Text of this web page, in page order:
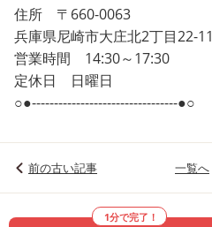
住所 〒660-0063
兵庫県尼崎市大庄北2丁目22-11
営業時間 14:30～17:30
定休日 日曜日
○●---------------------------------●○
前の古い記事 一覧へ
1分で完了！